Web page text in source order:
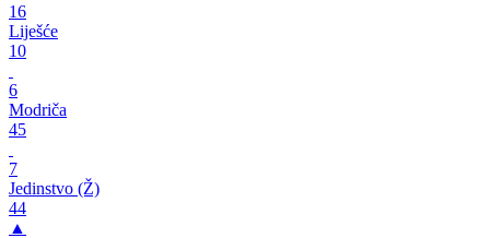
16
Liješće
10
6
Modriča
45
7
Jedinstvo (Ž)
44
▲